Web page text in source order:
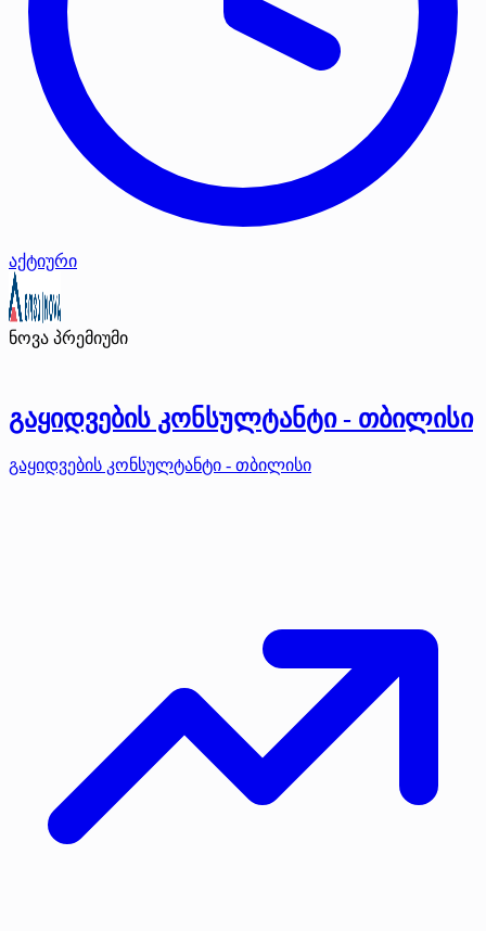
აქტიური
ნოვა პრემიუმი
გაყიდვების კონსულტანტი - თბილისი
გაყიდვების კონსულტანტი - თბილისი